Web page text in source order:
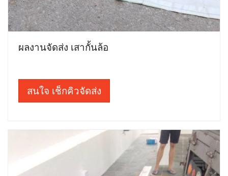
ผลงานจัดส่ง เสากั้นล้อ
สนใจ เช็กคิวจัดส่ง